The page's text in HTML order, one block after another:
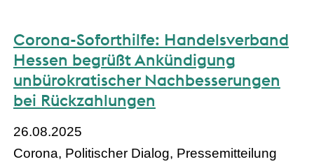
Corona-Soforthilfe: Handelsverband
Hessen begrüßt Ankündigung
unbürokratischer Nachbesserungen
bei Rückzahlungen
26.08.2025
Corona, Politischer Dialog, Pressemitteilung